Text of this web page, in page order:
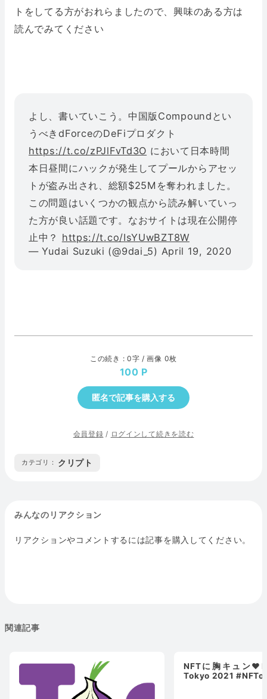
トをしてる方がおれらましたので、興味のある方は
読んでみてください
よし、書いていこう。中国版Compoundとい
うべきdForceのDeFiプロダクト
https://t.co/zPJlFvTd3O において日本時間
本日昼間にハックが発生してプールからアセッ
トが盗み出され、総額$25Mを奪われました。
この問題はいくつかの観点から読み解いていっ
た方が良い話題です。なおサイトは現在公開停
止中？ https://t.co/IsYUwBZT8W
— Yudai Suzuki (@9dai_5) April 19, 2020
この続き : 0字 / 画像 0枚
100
匿名で記事を購入する
会員登録 / ログインして続きを読む
カテゴリ : クリプト
みんなのリアクション
リアクションやコメントするには記事を購入してください。
関連記事
NFTに胸キュン
Tokyo 2021